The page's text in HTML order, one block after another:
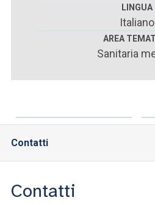
ACCEDI ALLA MAIL ICATT
ACCEDI A CLOUDMAIL
LINGUA
Italiano
AREA
Sanitaria
Contatti
Contatti